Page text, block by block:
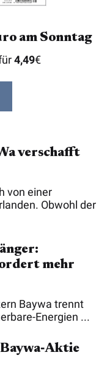
am Sonntag
4,49€
verschafft
von einer
Obwohl der
mehr
Baywa trennt
Energien ...